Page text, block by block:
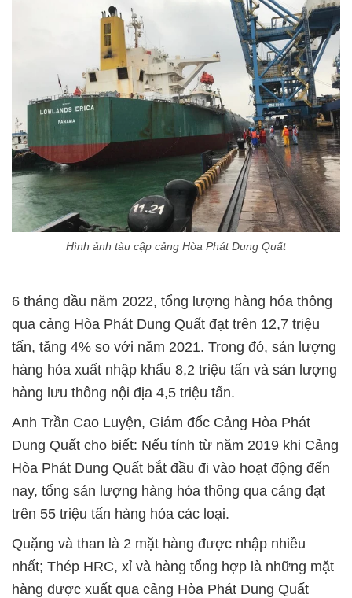
Hình ảnh tàu cập cảng Hòa Phát Dung Quất
6 tháng đầu năm 2022, tổng lượng hàng hóa thông
qua cảng Hòa Phát Dung Quất đạt trên 12,7 triệu
tấn, tăng 4% so với năm 2021. Trong đó, sản lượng
hàng hóa xuất nhập khẩu 8,2 triệu tấn và sản lượng
hàng lưu thông nội địa 4,5 triệu tấn.
Anh Trần Cao Luyện, Giám đốc Cảng Hòa Phát
Dung Quất cho biết: Nếu tính từ năm 2019 khi Cảng
Hòa Phát Dung Quất bắt đầu đi vào hoạt động đến
nay, tổng sản lượng hàng hóa thông qua cảng đạt
trên 55 triệu tấn hàng hóa các loại.
Quặng và than là 2 mặt hàng được nhập nhiều
nhất; Thép HRC, xỉ và hàng tổng hợp là những mặt
hàng được xuất qua cảng Hòa Phát Dung Quất